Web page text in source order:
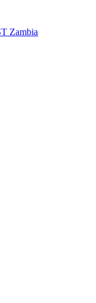
Zambia